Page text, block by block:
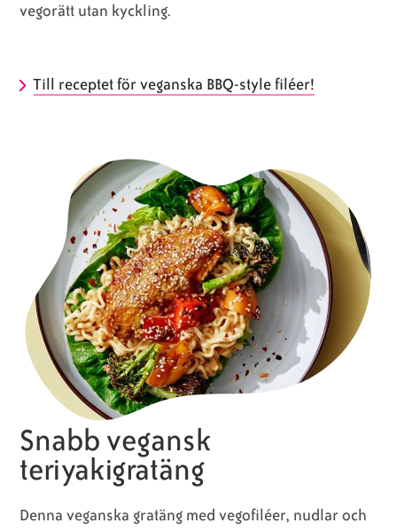
vegorätt utan kyckling.
Till receptet för veganska BBQ-style filéer!
Snabb vegansk
teriyakigratäng
Denna veganska gratäng med vegofiléer, nudlar och